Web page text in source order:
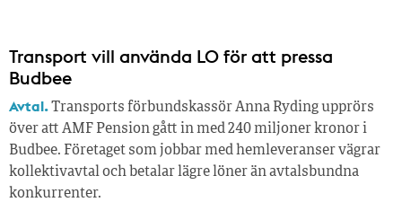
Transport vill använda LO för att pressa
Budbee
Avtal.Transports förbundskassör Anna Ryding upprörs
över att AMF Pension gått in med 240 miljoner kronor i
Budbee. Företaget som jobbar med hemleveranser vägrar
kollektivavtal och betalar lägre löner än avtalsbundna
konkurrenter.